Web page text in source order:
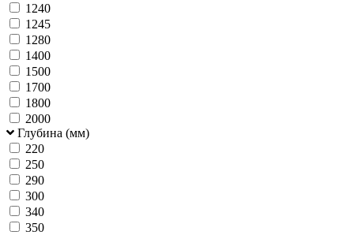
1240
1245
1280
1400
1500
1700
1800
2000
Глубина (мм)
220
250
290
300
340
350